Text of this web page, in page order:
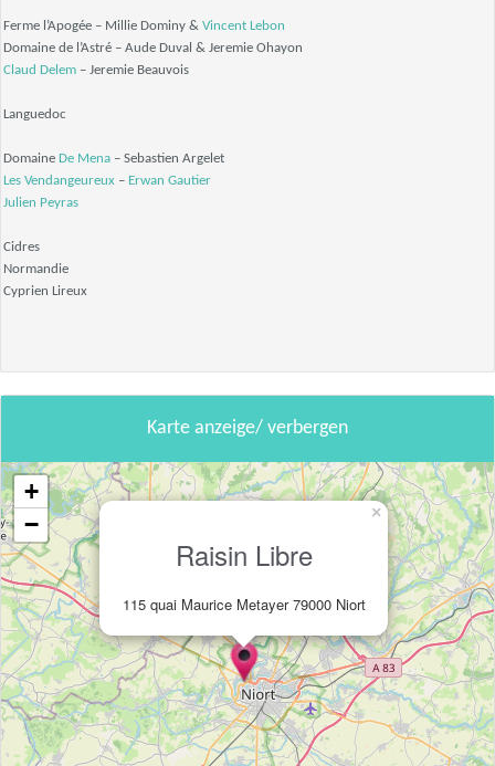
Ferme l’Apogée – Millie Dominy & Vincent Lebon
Domaine de l’Astré – Aude Duval & Jeremie Ohayon
Claud Delem – Jeremie Beauvois
Languedoc
Domaine De Mena – Sebastien Argelet
Les Vendangeureux – Erwan Gautier
Julien Peyras
Cidres
Normandie
Cyprien Lireux
Karte anzeige/ verbergen
Raisin Libre
115 quai Maurice Metayer 79000 Niort
×
+
−